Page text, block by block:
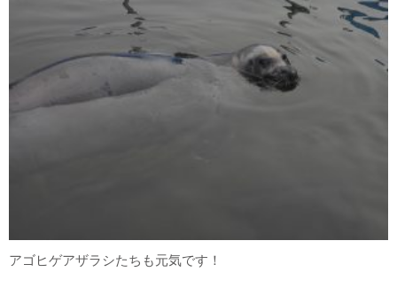
アゴヒゲアザラシたちも元気です！